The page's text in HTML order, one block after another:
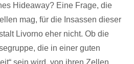
Hideaway? Eine Frage, die
mag, für die Insassen dieser
Livorno eher nicht. Ob die
die in einer guten
sein wird, von ihren Zellen